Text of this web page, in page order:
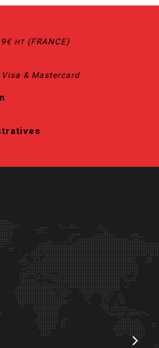
HT(FRANCE)
Visa & Mastercard